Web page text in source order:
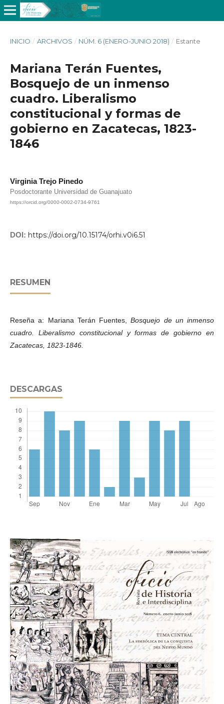
INICIO / ARCHIVOS / NÚM. 6 (ENERO-JUNIO 2018) / Estante
Mariana Terán Fuentes,
Bosquejo de un inmenso
cuadro. Liberalismo
constitucional y formas de
gobierno en Zacatecas, 1823-
1846
Virginia Trejo Pinedo
Posdoctorante Universidad de Guanajuato
https://orcid.org/0000-0002-0734-9761
DOI: https://doi.org/10.15174/orhi.v0i6.51
RESUMEN
Reseña a: Mariana Terán Fuentes,Bosquejo de un inmenso
cuadro. Liberalismo constitucional y formas de gobierno en
Zacatecas, 1823-1846.
DESCARGAS